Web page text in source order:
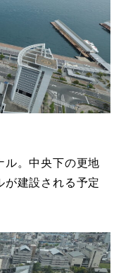
ル。中央下の更地
が建設される予定